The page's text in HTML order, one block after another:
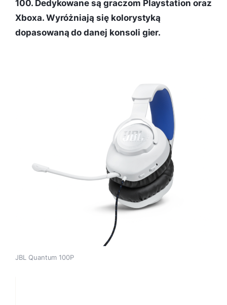
100. Dedykowane są graczom Playstation oraz
Xboxa. Wyróżniają się kolorystyką
dopasowaną do danej konsoli gier.
JBL Quantum 100P